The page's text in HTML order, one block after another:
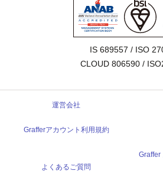
IS 689557 / ISO
CLOUD 806590 /
運営会社
Grafferアカウント利用規約
よくあるご質問
Graffer